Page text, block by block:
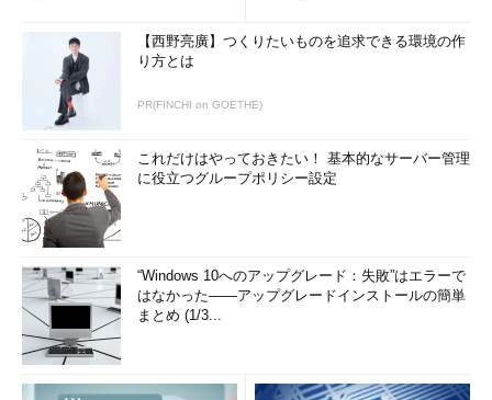
【西野亮廣】つくりたいものを追求できる環境の作
り方とは
PR(FINCHI on GOETHE)
これだけはやっておきたい！ 基本的なサーバー管理
に役立つグループポリシー設定
“Windows 10へのアップグレード：失敗”はエラーで
はなかった――アップグレードインストールの簡単
まとめ (1/3...